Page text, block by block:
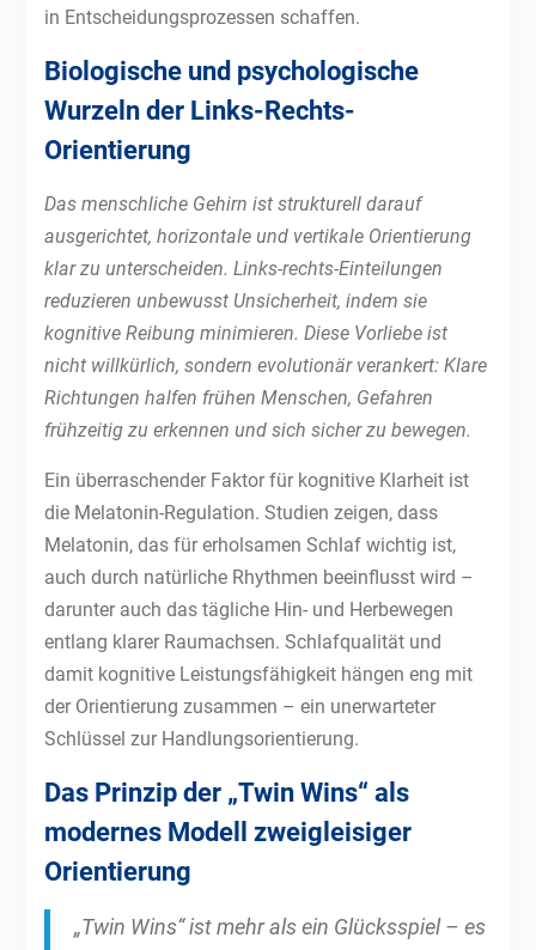
in Entscheidungsprozessen schaffen.
Biologische und psychologische
Wurzeln der Links-Rechts-
Orientierung
Das menschliche Gehirn ist strukturell darauf
ausgerichtet, horizontale und vertikale Orientierung
klar zu unterscheiden. Links-rechts-Einteilungen
reduzieren unbewusst Unsicherheit, indem sie
kognitive Reibung minimieren. Diese Vorliebe ist
nicht willkürlich, sondern evolutionär verankert: Klare
Richtungen halfen frühen Menschen, Gefahren
frühzeitig zu erkennen und sich sicher zu bewegen.
Ein überraschender Faktor für kognitive Klarheit ist
die Melatonin-Regulation. Studien zeigen, dass
Melatonin, das für erholsamen Schlaf wichtig ist,
auch durch natürliche Rhythmen beeinflusst wird –
darunter auch das tägliche Hin- und Herbewegen
entlang klarer Raumachsen. Schlafqualität und
damit kognitive Leistungsfähigkeit hängen eng mit
der Orientierung zusammen – ein unerwarteter
Schlüssel zur Handlungsorientierung.
Das Prinzip der „Twin Wins“ als
modernes Modell zweigleisiger
Orientierung
„Twin Wins“ ist mehr als ein Glücksspiel – es